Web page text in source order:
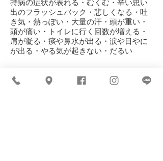
持病の症状が表れる・むくむ・辛い思い
出のフラッシュバック・悲しくなる・吐
き気・熱っぽい・大量の汗・頭が重い・
頭が痛い・トイレに行く回数が増える・
肩が凝る・痰や鼻水が出る・涙や目やに
が出る・やる気が起きない・だるい
＜その他のご注意点＞